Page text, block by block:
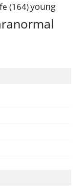
(164)young